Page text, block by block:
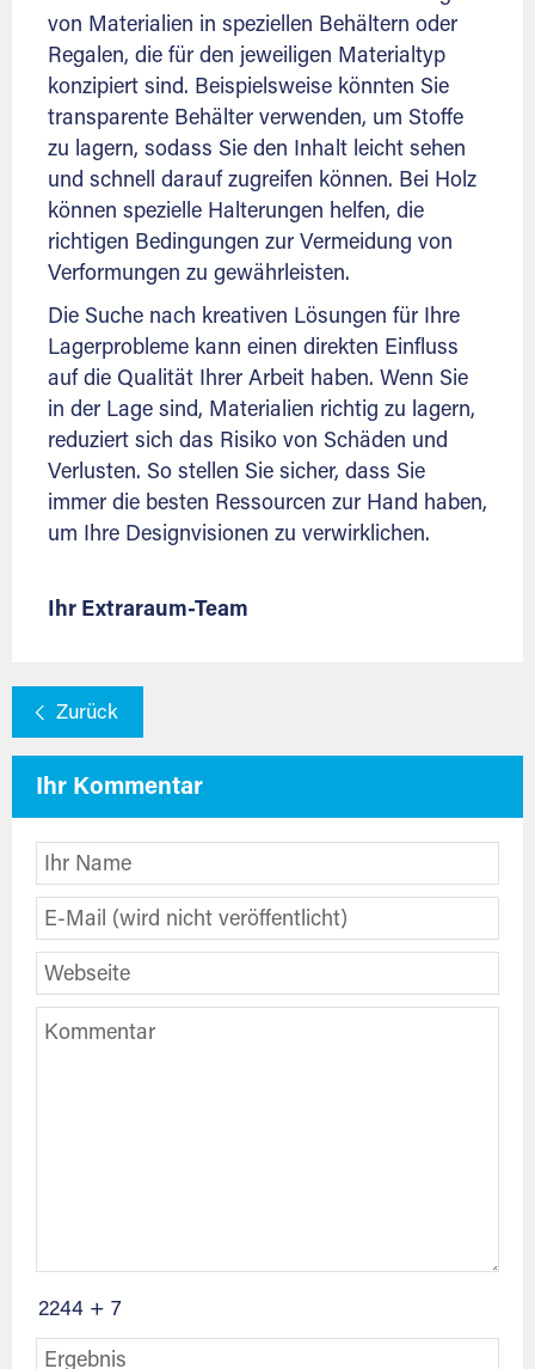
von Materialien in speziellen Behältern oder
Regalen, die für den jeweiligen Materialtyp
konzipiert sind. Beispielsweise könnten Sie
transparente Behälter verwenden, um Stoffe
zu lagern, sodass Sie den Inhalt leicht sehen
und schnell darauf zugreifen können. Bei Holz
können spezielle Halterungen helfen, die
richtigen Bedingungen zur Vermeidung von
Verformungen zu gewährleisten.
Die Suche nach kreativen Lösungen für Ihre
Lagerprobleme kann einen direkten Einfluss
auf die Qualität Ihrer Arbeit haben. Wenn Sie
in der Lage sind, Materialien richtig zu lagern,
reduziert sich das Risiko von Schäden und
Verlusten. So stellen Sie sicher, dass Sie
immer die besten Ressourcen zur Hand haben,
um Ihre Designvisionen zu verwirklichen.
Ihr Extraraum-Team
Zurück
Ihr Kommentar
2244 + 7